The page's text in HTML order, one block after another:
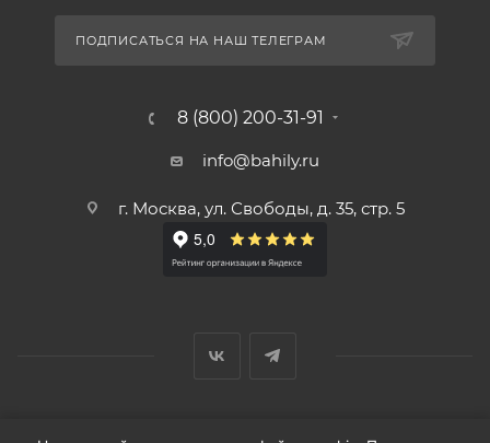
ПОДПИСАТЬСЯ НА НАШ ТЕЛЕГРАМ
8 (800) 200-31-91
info@bahily.ru
г. Москва, ул. Свободы, д. 35, стр. 5
© ООО «Вендорс», 1999-2026 г.